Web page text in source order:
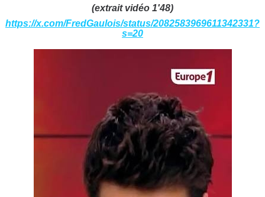
(extrait vidéo 1'48)
https://x.com/FredGaulois/status/2082583969611342331?
s=20